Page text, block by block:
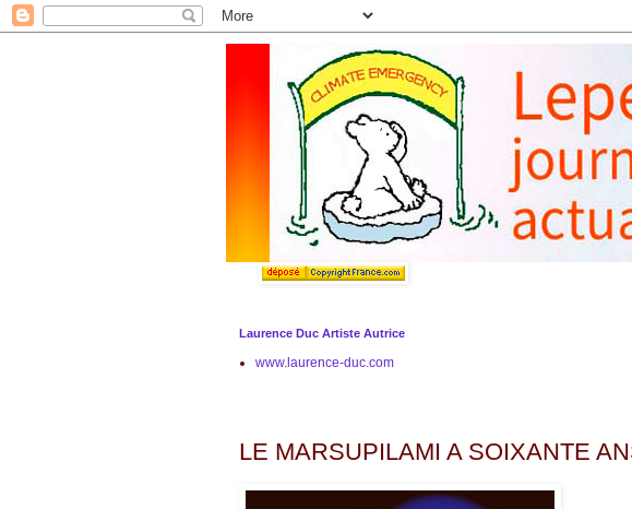
Laurence Duc Artiste Autrice
www.laurence-duc.com
LE MARSUPILAMI A SOIXANTE